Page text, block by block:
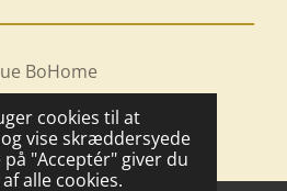
cookies til at
vise skræddersyede
"Acceptér" giver du
alle cookies.
BoHome